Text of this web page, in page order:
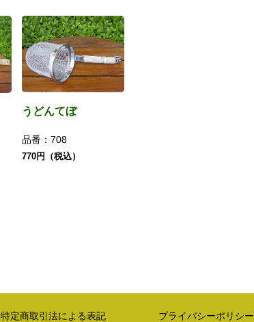
うどんてぼ
品番： 708
770円（税込）
特定商取引法による表記 プライバシーポリシー